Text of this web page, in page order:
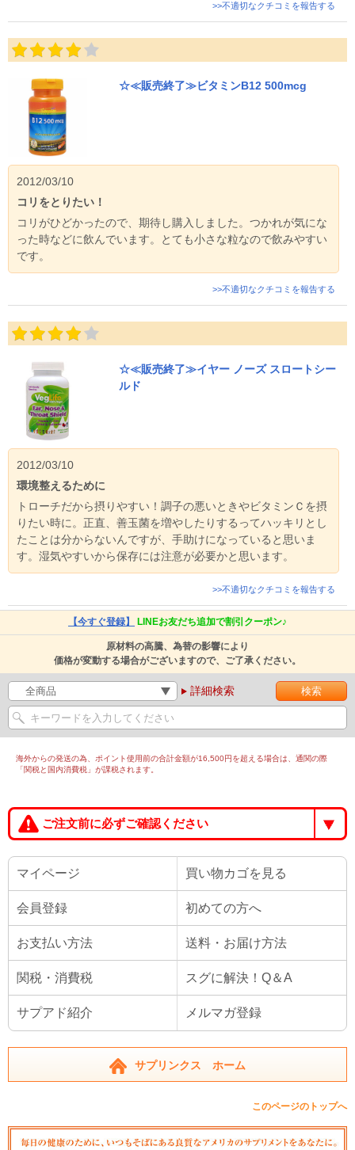
>>不適切なクチコミを報告する
☆≪販売終了≫ビタミンB12 500mcg
2012/03/10
コリをとりたい！
コリがひどかったので、期待し購入しました。つかれが気にな
った時などに飲んでいます。とても小さな粒なので飲みやすい
です。
>>不適切なクチコミを報告する
☆≪販売終了≫イヤー ノーズ スロートシー
ルド
2012/03/10
環境整えるために
トローチだから摂りやすい！調子の悪いときやビタミンＣを摂
りたい時に。正直、善玉菌を増やしたりするってハッキリとし
たことは分からないんですが、手助けになっていると思いま
す。湿気やすいから保存には注意が必要かと思います。
>>不適切なクチコミを報告する
【今すぐ登録】 LINEお友だち追加で割引クーポン♪
原材料の高騰、為替の影響により
価格が変動する場合がございますので、ご了承ください。
詳細検索
海外からの発送の為、ポイント使用前の合計金額が16,500円を超える場合は、通関の際
「関税と国内消費税」が課税されます。
ご注文前に必ずご確認ください
マイページ 買い物カゴを見る
会員登録 初めての方へ
お支払い方法 送料・お届け方法
関税・消費税 スグに解決！Q＆A
サプアド紹介 メルマガ登録
サプリンクス ホーム
このページのトップへ